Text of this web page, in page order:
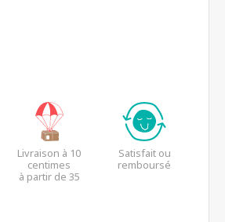
Livraison à 10
centimes
à partir de 35
Satisfait ou
remboursé